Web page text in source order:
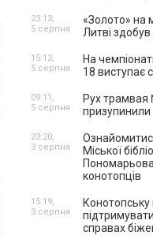
«Золото» на
Литві
23:13,
5 серпня
На
18 виступає
15:12,
5 серпня
Рух
призупинили
09:11,
5 серпня
Міської
конотопців
23:20,
3 серпня
справах
15:19,
3 серпня